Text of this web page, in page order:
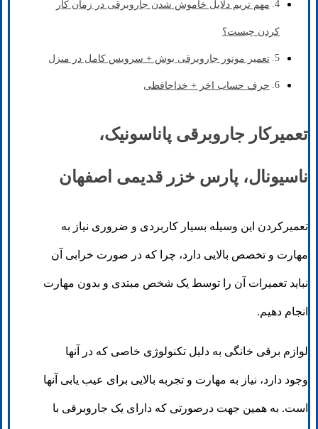
مهم تریم دلایل خاموش شدن جاروبرقی در زمان کار
کردن چیست؟
تعمیر موتور جاروبرقی بوش + سرویس کامل در منزل
حرف حساب اخر + خداحافظی
تعمیرکار جاروبرقی پاناسونیک،
ناسیونال، پارس خزر قدیمی اصفهان
تعمیرکردن این وسیله بسیار کاربردی و ضروری نیاز به
مهارت و تخصص بالایی دارد، چرا که در صورت خرابی آن
نباید تعمیرات آن را توسط یک شخص مبتدی و بدون مهارت
انجام دهیم.
لوازم برقی خانگی به دلیل تکنولوژی خاصی که در آنها
وجود دارد، نیاز به مهارت و تجربه بالایی برای عیب یابی آنها
است. به همین جهت درصورتی که دارای یک جاروبرقی با